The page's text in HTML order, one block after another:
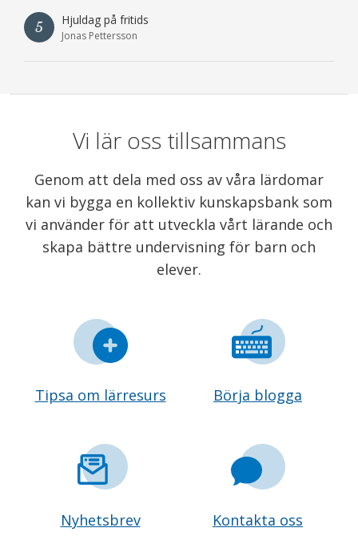
5 Hjuldag på fritids
Jonas Pettersson
Vi lär oss tillsammans
Genom att dela med oss av våra lärdomar
kan vi bygga en kollektiv kunskapsbank som
vi använder för att utveckla vårt lärande och
skapa bättre undervisning för barn och
elever.
Tipsa om lärresurs Börja blogga
Nyhetsbrev Kontakta oss